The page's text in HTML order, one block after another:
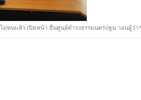
ม่ทนแล้ว เปิดหน้า ยื่นศูนย์ดำรงธรรมนครปฐม วอนผู้ว่